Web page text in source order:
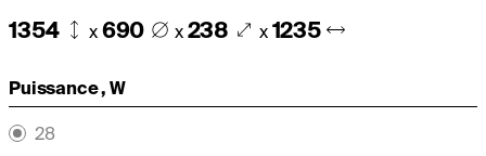
1354 x 690 x 238 x 1235
Puissance , W
28